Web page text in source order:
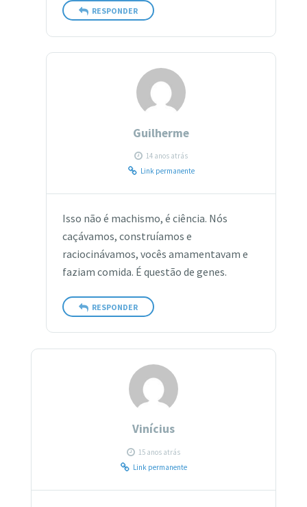
RESPONDER
Guilherme
14 anos atrás
Link permanente
Isso não é machismo, é ciência. Nós
caçávamos, construíamos e
raciocinávamos, vocês amamentavam e
faziam comida. É questão de genes.
RESPONDER
Vinícius
15 anos atrás
Link permanente